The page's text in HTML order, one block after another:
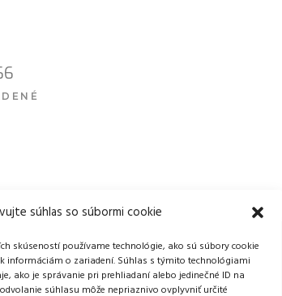
súhlas so súbormi cookie
skúseností používame technológie, ako sú súbory cookie
informáciám o zariadení. Súhlas s týmito technológiami
ako je správanie pri prehliadaní alebo jedinečné ID na
súhlasu môže nepriaznivo ovplyvniť určité